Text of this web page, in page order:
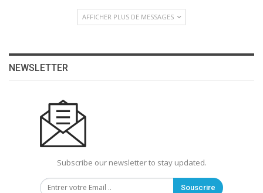
AFFICHER PLUS DE MESSAGES
NEWSLETTER
Subscribe our newsletter to stay updated.
Souscrire